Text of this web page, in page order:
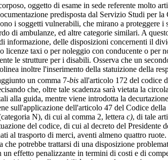
oggetto di esame in sede referente molto
predisposta dal Servizio Studi per
i soggetti vulnerabili, che mirano a proteggere i
di ambulanze, ed altre categorie similari. A
delle disposizioni concernenti il
taxi o per noleggio con conducente o per
le strutture per i disabili. Osserva che un
inoltre l'inserimento della statuizione della
un comma 7-bis all'articolo 172 del codice
che, oltre tale scadenza sarà vietata la
guida, mentre viene introdotta la
dell'articolo 47 del Codice della
N), di cui al comma 2, lettera c), di tale
del codice, di cui al decreto del
trasporto di merci, aventi almeno quattro
potrebbe trattarsi di una disposizione
effetto penalizzante in termini di costi e di